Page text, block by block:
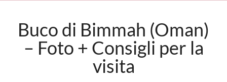
Buco di Bimmah (Oman)
– Foto + Consigli per la
visita